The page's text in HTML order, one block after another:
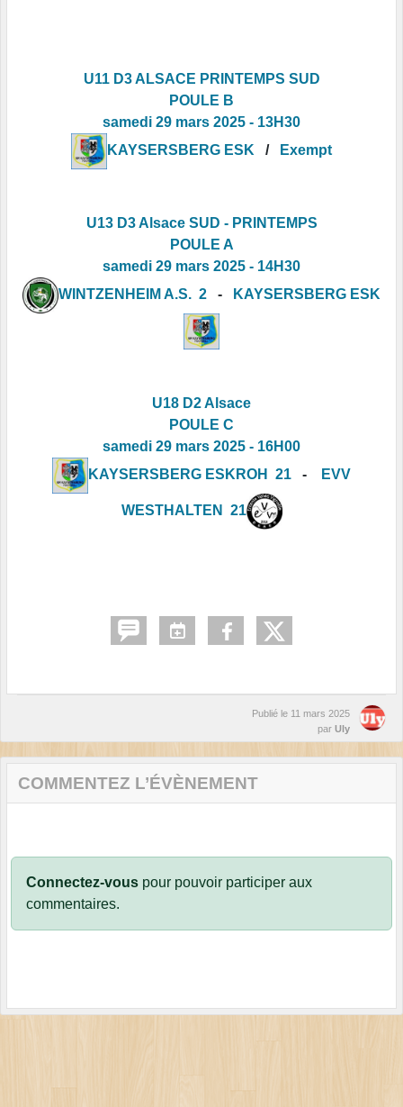
U11 D3 ALSACE PRINTEMPS SUD
POULE B
samedi 29 mars 2025 - 13H30
KAYSERSBERG ESK / Exempt
U13 D3 Alsace SUD - PRINTEMPS
POULE A
samedi 29 mars 2025 - 14H30
WINTZENHEIM A.S. 2 - KAYSERSBERG ESK
U18 D2 Alsace
POULE C
samedi 29 mars 2025 - 16H00
KAYSERSBERG ESKROH 21 - EVV
WESTHALTEN 21
Publié le 11 mars 2025
par Uly
COMMENTEZ L’ÉVÈNEMENT
Connectez-vous pour pouvoir participer aux
commentaires.